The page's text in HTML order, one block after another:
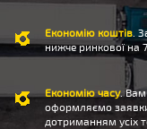
Економію коштів .
нижче ринкової на
Економію часу. Вам
оформляємо
дотриманням усіх